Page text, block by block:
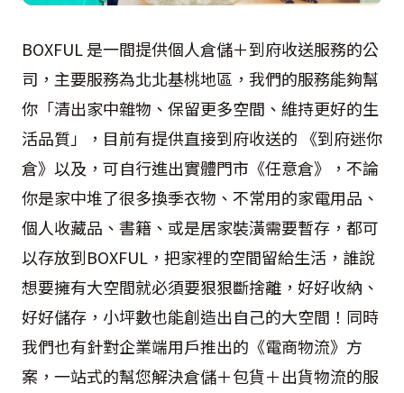
BOXFUL 是一間提供個人倉儲＋到府收送服務的公
司，主要服務為北北基桃地區，我們的服務能夠幫
你「清出家中雜物、保留更多空間、維持更好的生
活品質」，目前有提供直接到府收送的 《到府迷你
倉》以及，可自行進出實體門市《任意倉》，不論
你是家中堆了很多換季衣物、不常用的家電用品、
個人收藏品、書籍、或是居家裝潢需要暫存，都可
以存放到BOXFUL，把家裡的空間留給生活，誰說
想要擁有大空間就必須要狠狠斷捨離，好好收納、
好好儲存，小坪數也能創造出自己的大空間！同時
我們也有針對企業端用戶推出的《電商物流》方
案，一站式的幫您解決倉儲＋包貨＋出貨物流的服